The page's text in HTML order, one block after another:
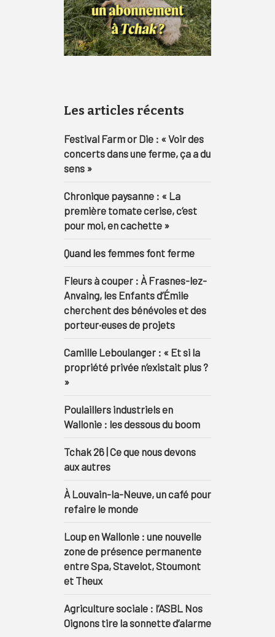
Les articles récents
Festival Farm or Die : « Voir des
concerts dans une ferme, ça a du
sens »
Chronique paysanne : « La
première tomate cerise, c’est
pour moi, en cachette »
Quand les femmes font ferme
Fleurs à couper : À Frasnes-lez-
Anvaing, les Enfants d’Émile
cherchent des bénévoles et des
porteur·euses de projets
Camille Leboulanger : « Et si la
propriété privée n’existait plus ?
»
Poulaillers industriels en
Wallonie : les dessous du boom
Tchak 26 | Ce que nous devons
aux autres
À Louvain-la-Neuve, un café pour
refaire le monde
Loup en Wallonie : une nouvelle
zone de présence permanente
entre Spa, Stavelot, Stoumont
et Theux
Agriculture sociale : l’ASBL Nos
Oignons tire la sonnette d’alarme